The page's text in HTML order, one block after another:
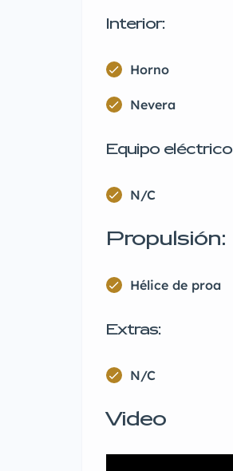
Interior:
Horno
Nevera
Equipo eléctrico
N/C
Propulsión:
Hélice de proa
Extras:
N/C
Video